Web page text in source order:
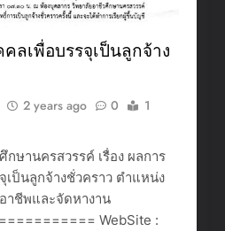
ลเพื่อบรรจุเป็นลูกจ้าง
2 years ago 0
1
ษานครสวรรค์ เรื่อง ผลการ
เป็นลูกจ้างชั่วคราว ตำแหน่ง
าชีพและจัดหางาน
WebSite :